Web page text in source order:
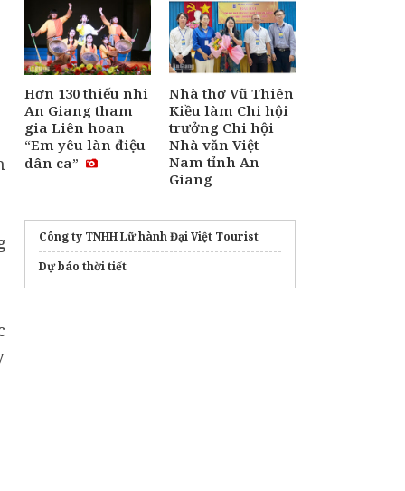
Hơn 130 thiếu nhi
An Giang tham
gia Liên hoan
“Em yêu làn điệu
dân ca”
Nhà thơ Vũ Thiên
Kiều làm Chi hội
trưởng Chi hội
Nhà văn Việt
Nam tỉnh An
Giang
Công ty TNHH Lữ hành Đại Việt Tourist
Dự báo thời tiết